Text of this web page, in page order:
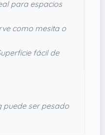
Es fácil de
parece pensada
sin
la pena si
y buen rollo.
para espacios
como mesita o
fácil de
puede ser pesado